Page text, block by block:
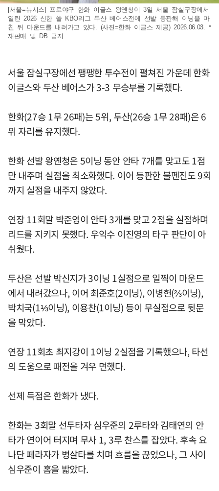
[서울=뉴시스] 프로야구 한화 이글스 왕옌청이 3일 서울 잠실구장에서
열린 2026 신한 쏠 KBO리그 두산 베어스전에 선발 등판해 이닝을 마
친 뒤 마운드를 내려가고 있다. (사진=한화 이글스 제공) 2026.06.03. *
재판매 및 DB 금지
서울 잠실구장에선 팽팽한 투수전이 펼쳐진 가운데 한화
이글스와 두산 베어스가 3-3 무승부를 기록했다.
한화(27승 1무 26패)는 5위, 두산(26승 1무 28패)은 6
위 자리를 유지했다.
한화 선발 왕옌청은 5이닝 동안 안타 7개를 맞고도 1점
만 내주며 실점을 최소화했다. 이어 등판한 불펜진도 9회
까지 실점을 내주지 않았다.
연장 11회말 박준영이 안타 3개를 맞고 2점을 실점하며
리드를 지키지 못했다. 우익수 이진영의 타구 판단이 아
쉬웠다.
두산은 선발 박신지가 3이닝 1실점으로 일찍이 마운드
에서 내려갔으나, 이어 최준호(2이닝), 이병헌(⅔이닝),
박치국(1⅓이닝), 이용찬(1이닝) 등이 무실점으로 뒷문
을 막았다.
연장 11회초 최지강이 1이닝 2실점을 기록했으나, 타선
의 도움으로 패전을 겨우 면했다.
선제 득점은 한화가 냈다.
한화는 3회말 선두타자 심우준의 2루타와 김태연의 안
타가 연이어 터지며 무사 1, 3루 찬스를 잡았다. 후속 요
나단 페라자가 병살타를 치며 흐름을 끊었으나, 그 사이
심우준이 홈을 밟았다.